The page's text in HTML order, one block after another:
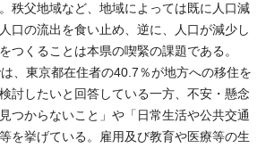
秩父地域など、地域によっては既に人口減
口の流出を食い止め、逆に、人口が減少し
つくることは本県の喫緊の課題である。
、東京都在住者の40.7％が地方への移住を
討したいと回答している一方、不安・懸念
つからないこと」や「日常生活や公共交通
を挙げている。雇用及び教育や医療等の生